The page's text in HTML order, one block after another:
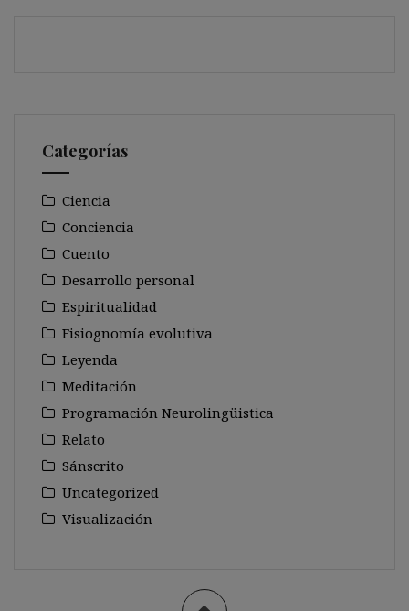
Categorías
Ciencia
Conciencia
Cuento
Desarrollo personal
Espiritualidad
Fisiognomía evolutiva
Leyenda
Meditación
Programación Neurolingüistica
Relato
Sánscrito
Uncategorized
Visualización